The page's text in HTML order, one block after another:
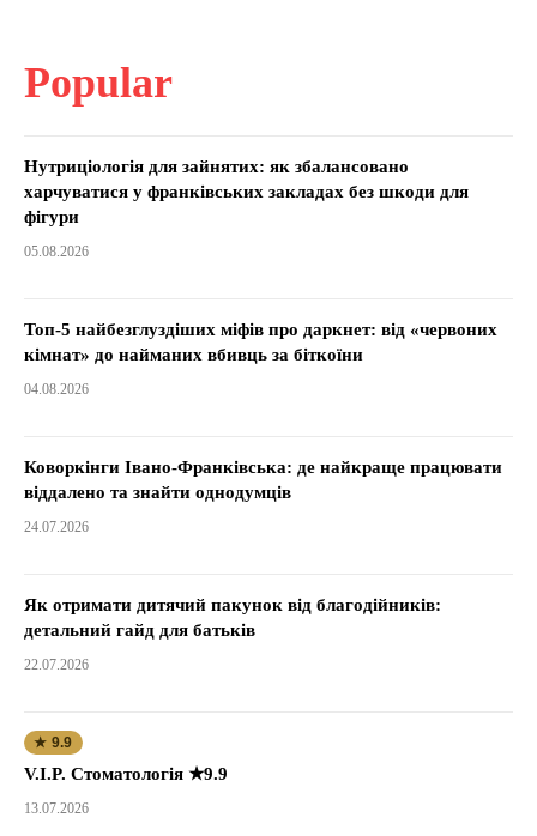
Popular
Нутриціологія для зайнятих: як збалансовано
харчуватися у франківських закладах без шкоди для
фігури
05.08.2026
Топ-5 найбезглуздіших міфів про даркнет: від «червоних
кімнат» до найманих вбивць за біткоїни
04.08.2026
Коворкінги Івано-Франківська: де найкраще працювати
віддалено та знайти однодумців
24.07.2026
Як отримати дитячий пакунок від благодійників:
детальний гайд для батьків
22.07.2026
★ 9.9
V.I.P. Стоматологія ★9.9
13.07.2026